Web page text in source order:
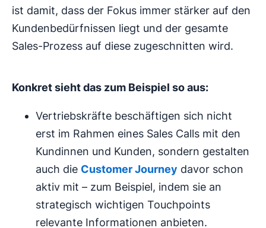
ist damit, dass der Fokus immer stärker auf den
Kundenbedürfnissen liegt und der gesamte
Sales-Prozess auf diese zugeschnitten wird.
Konkret sieht das zum Beispiel so aus:
Vertriebskräfte beschäftigen sich nicht
erst im Rahmen eines Sales Calls mit den
Kundinnen und Kunden, sondern gestalten
auch die Customer Journey davor schon
aktiv mit – zum Beispiel, indem sie an
strategisch wichtigen Touchpoints
relevante Informationen anbieten.